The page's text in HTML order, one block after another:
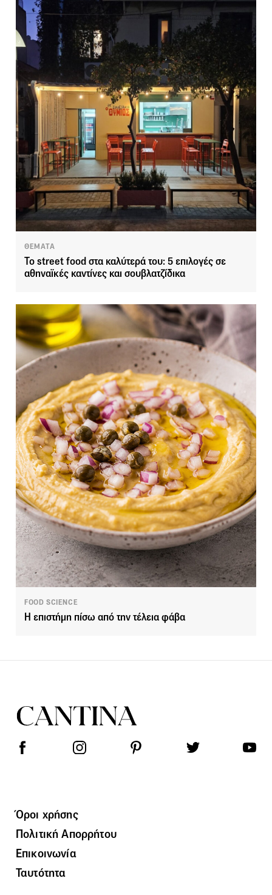
ΘΕΜΑΤΑ
Το street food στα καλύτερά του: 5 επιλογές σε
αθηναϊκές καντίνες και σουβλατζίδικα
FOOD SCIENCE
Η επιστήμη πίσω από την τέλεια φάβα
Όροι χρήσης
Πολιτική Απορρήτου
Επικοινωνία
Ταυτότητα